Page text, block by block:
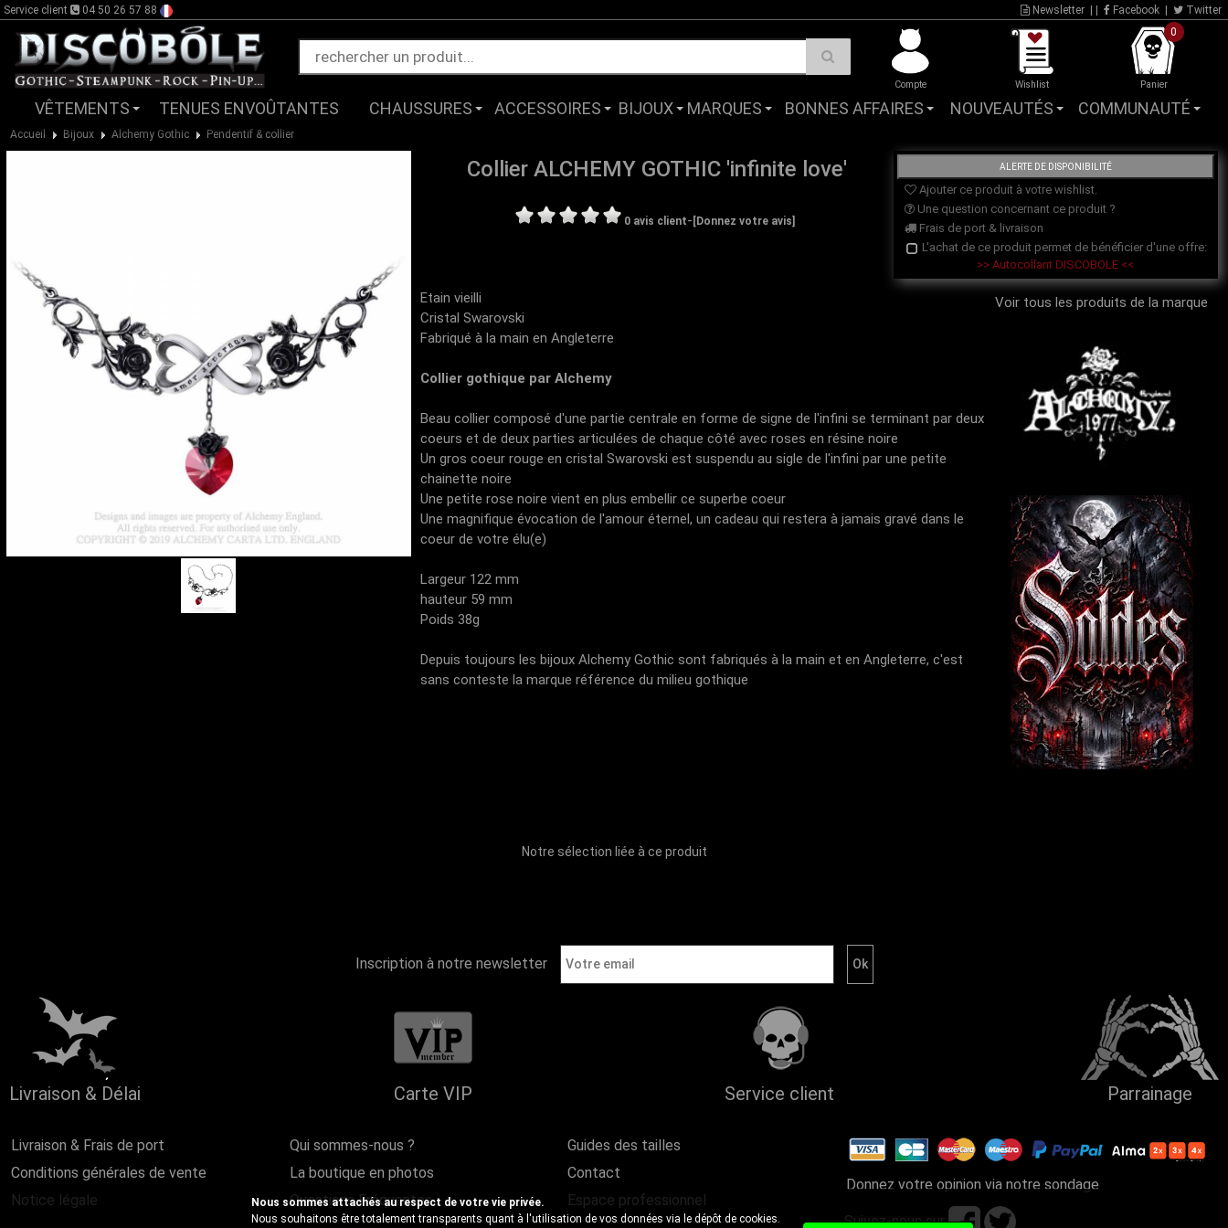
Service client 04 50 26 57 88 Newsletter Facebook Twitter
Compte Wishlist
0
Panier
VÊTEMENTS TENUES ENVOÛTANTES CHAUSSURES ACCESSOIRES BIJOUX MARQUES BONNES AFFAIRES NOUVEAUTÉS COMMUNAUTÉ
Accueil Bijoux Alchemy Gothic Pendentif & collier
Collier ALCHEMY GOTHIC 'infinite love'
0 avis client- [Donnez votre avis]
Ajouter ce produit à votre wishlist.
Une question concernant ce produit ?
Frais de port & livraison
L'achat de ce produit permet de bénéficier d'une offre:
>> Autocollant DISCOBOLE <<
Voir tous les produits de la marque
Etain vieilli
Cristal Swarovski
Fabriqué à la main en Angleterre
Collier gothique par Alchemy
Beau collier composé d'une partie centrale en forme de signe de l'infini se terminant par deux
coeurs et de deux parties articulées de chaque côté avec roses en résine noire
Un gros coeur rouge en cristal Swarovski est suspendu au sigle de l'infini par une petite
chainette noire
Une petite rose noire vient en plus embellir ce superbe coeur
Une magnifique évocation de l'amour éternel, un cadeau qui restera à jamais gravé dans le
coeur de votre élu(e)
Largeur 122 mm
hauteur 59 mm
Poids 38g
Depuis toujours les bijoux Alchemy Gothic sont fabriqués à la main et en Angleterre, c'est
sans conteste la marque référence du milieu gothique
Notre sélection liée à ce produit
Inscription à notre newsletter
Livraison & Délai Carte VIP Service client Parrainage
Livraison & Frais de port
Conditions générales de vente
Notice légale
Qui sommes-nous ?
La boutique en photos
Questions Fréquentes
Guides des tailles
Contact
Espace professionnel
Donnez votre opinion via notre sondage
Suivez-nous sur
Nous sommes attachés au respect de votre vie privée.
Nous souhaitons être totalement transparents quant à l'utilisation de vos données via le dépôt de cookies.